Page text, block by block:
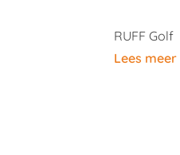
RUFF Golf
Lees meer